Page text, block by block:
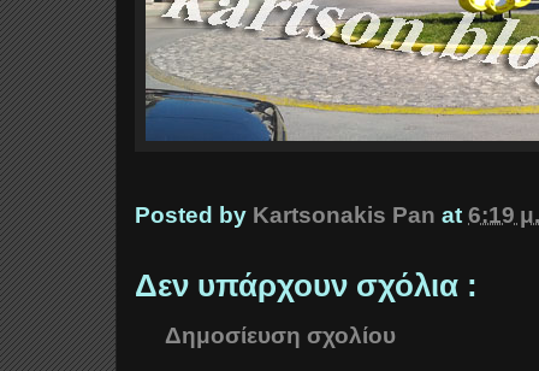
Posted by Kartsonakis Pan at 6:19
Δεν υπάρχουν σχόλια :
Δημοσίευση σχολίου